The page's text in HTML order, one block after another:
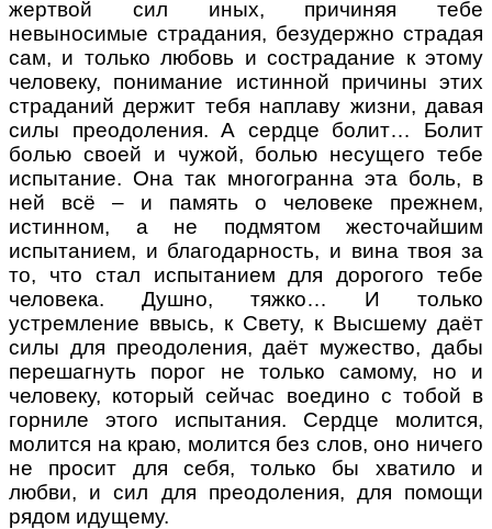
жертвой сил иных, причиняя тебе
невыносимые страдания, безудержно страдая
сам, и только любовь и сострадание к этому
человеку, понимание истинной причины этих
страданий держит тебя наплаву жизни, давая
силы преодоления. А сердце болит… Болит
болью своей и чужой, болью несущего тебе
испытание. Она так многогранна эта боль, в
ней всё – и память о человеке прежнем,
истинном, а не подмятом жесточайшим
испытанием, и благодарность, и вина твоя за
то, что стал испытанием для дорогого тебе
человека. Душно, тяжко… И только
устремление ввысь, к Свету, к Высшему даёт
силы для преодоления, даёт мужество, дабы
перешагнуть порог не только самому, но и
человеку, который сейчас воедино с тобой в
горниле этого испытания. Сердце молится,
молится на краю, молится без слов, оно ничего
не просит для себя, только бы хватило и
любви, и сил для преодоления, для помощи
рядом идущему.